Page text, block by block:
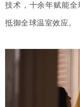
技术，十余年赋能全
抵御全球温室效应。